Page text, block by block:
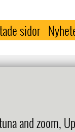
sidor
and zoom,